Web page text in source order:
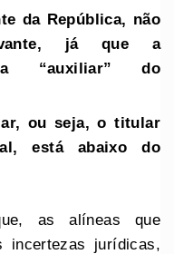
da República, não
já que a
“auxiliar” do
ou seja, o titular
está abaixo do
as alíneas que
incertezas jurídicas,